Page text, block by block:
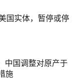
国实体，暂停或停
中国调整对原产于
施